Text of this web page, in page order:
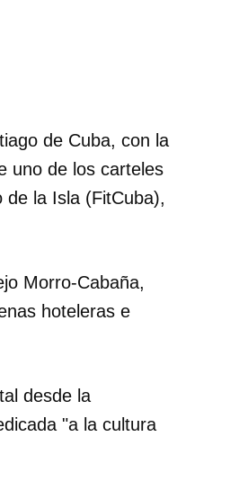
de Cuba, con la
uno de los carteles
de la Isla (FitCuba),
Morro-Cabaña,
hoteleras e
desde la
"a la cultura